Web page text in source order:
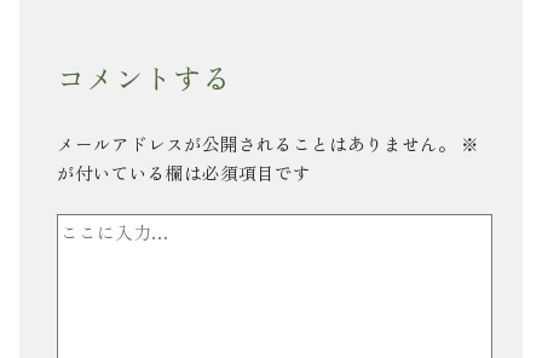
コメントする
メールアドレスが公開されることはありません。
※
が付いている欄は必須項目です